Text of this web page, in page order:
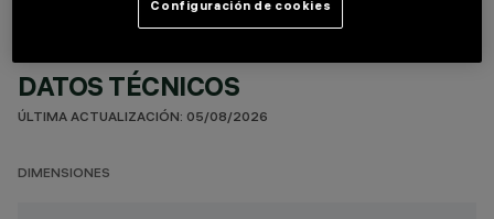
DATOS TÉCNICOS
ÚLTIMA ACTUALIZACIÓN: 05/08/2026
DIMENSIONES
Configuración de cookies